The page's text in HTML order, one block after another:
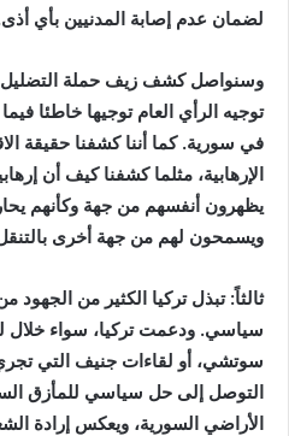
لضمان عدم إصابة المدنيين بأي
وسنواصل كشف زيف حملة التضليل
توجيه الرأي العام توجيها خاطئا
في سورية. كما أننا كشفنا حقيقة
الإرهابية، مثلما كشفنا كيف أن
يظهرون أنفسهم من جهة وكأنهم
ويسمحون لهم من جهة أخرى بالتنقل
ثالثاً: تبذل تركيا الكثير من
سياسي. ودعمت تركيا، سواء خلال
سوتشي، أو لقاءات جنيف التي
التوصل إلى حل سياسي للمأزق
الأراضي السورية، ويعكس إرادة